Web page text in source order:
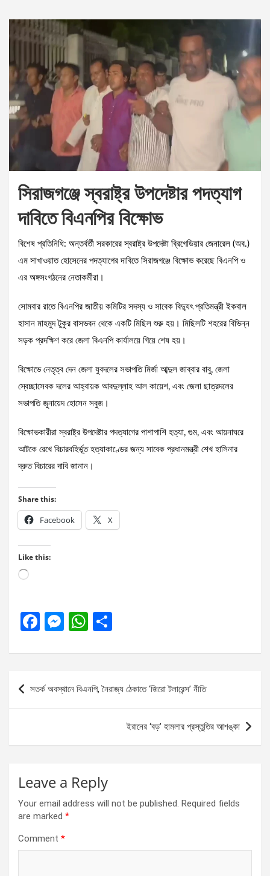
সিরাজগঞ্জে স্বরাষ্ট্র উপদেষ্টার পদত্যাগ
দাবিতে বিএনপির বিক্ষোভ
বিশেষ প্রতিনিধি: অন্তর্বর্তী সরকারের স্বরাষ্ট্র উপদেষ্টা ব্রিগেডিয়ার জেনারেল (অব.)
এম সাখাওয়াত হোসেনের পদত্যাগের দাবিতে সিরাজগঞ্জে বিক্ষোভ করেছে বিএনপি ও
এর অঙ্গসংগঠনের নেতাকর্মীরা।
সোমবার রাতে বিএনপির জাতীয় কমিটির সদস্য ও সাবেক বিদ্যুৎ প্রতিমন্ত্রী ইকবাল
হাসান মাহমুদ টুকুর বাসভবন থেকে একটি মিছিল শুরু হয়। মিছিলটি শহরের বিভিন্ন
সড়ক প্রদক্ষিণ করে জেলা বিএনপি কার্যালয়ে গিয়ে শেষ হয়।
বিক্ষোভে নেতৃত্ব দেন জেলা যুবদলের সভাপতি মির্জা আব্দুল জাব্বার বাবু, জেলা
স্বেচ্ছাসেবক দলের আহ্বায়ক আবদুল্লাহ আল কায়েশ, এবং জেলা ছাত্রদলের
সভাপতি জুনায়েদ হোসেন সবুজ।
বিক্ষোভকারীরা স্বরাষ্ট্র উপদেষ্টার পদত্যাগের পাশাপাশি হত্যা, গুম, এবং আয়নাঘরে
আটকে রেখে বিচারবহির্ভূত হত্যাকাণ্ডের জন্য সাবেক প্রধানমন্ত্রী শেখ হাসিনার
দ্রুত বিচারের দাবি জানান।
Share this:
Facebook X
Like this:
Loading…
F
ce
b
o
M
se
g
W
at
s
A
ar
Post
navigation
সতর্ক অবস্থানে বিএনপি, নৈরাজ্য ঠেকাতে ‘জিরো টলারেন্স’ নীতি
ইরানের ‘বড়’ হামলার প্রস্তুতির আশঙ্কা
Leave a Reply
Your email address will not be published. Required fields
are marked *
Comment *